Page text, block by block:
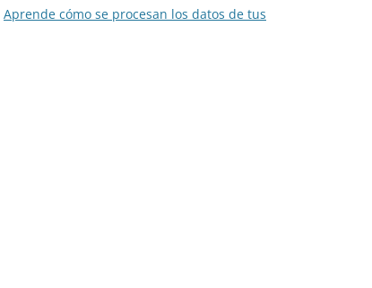
Aprende cómo se procesan los datos de tus